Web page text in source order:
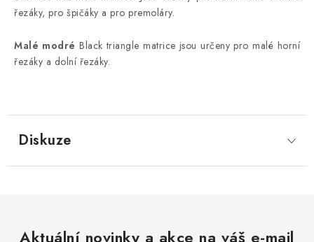
řezáky, pro špičáky a pro premoláry.
Malé modréBlack triangle matrice jsou určeny pro malé horní
řezáky a dolní řezáky.
Diskuze
Aktuální novinky a akce na váš e-mail